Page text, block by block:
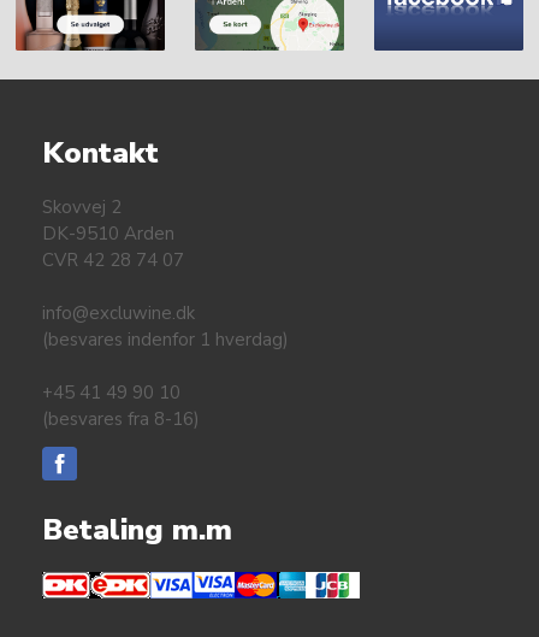
Kontakt
Skovvej 2
DK-9510 Arden
CVR 42 28 74 07
info@excluwine.dk
(besvares indenfor 1 hverdag)
+45 41 49 90 10
(besvares fra 8-16)
Betaling m.m